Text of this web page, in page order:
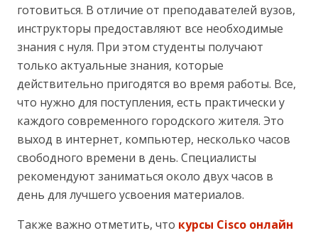
готовиться. В отличие от преподавателей вузов,
инструкторы предоставляют все необходимые
знания с нуля. При этом студенты получают
только актуальные знания, которые
действительно пригодятся во время работы. Все,
что нужно для поступления, есть практически у
каждого современного городского жителя. Это
выход в интернет, компьютер, несколько часов
свободного времени в день. Специалисты
рекомендуют заниматься около двух часов в
день для лучшего усвоения материалов.
Также важно отметить, что курсы Cisco онлайн